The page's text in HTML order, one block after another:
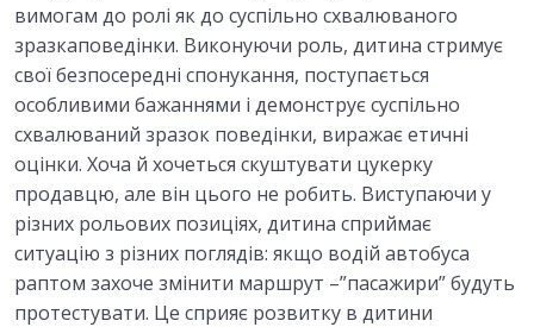
вимогам до ролі як до суспільно схвалюваного
зразкаповедінки. Виконуючи роль, дитина стримує
свої безпосередні спонукання, поступається
особливими бажаннями і демонструє суспільно
схвалюваний зразок поведінки, виражає етичні
оцінки. Хоча й хочеться скуштувати цукерку
продавцю, але він цього не робить. Виступаючи у
різних рольових позиціях, дитина сприймає
ситуацію з різних поглядів: якщо водій автобуса
раптом захоче змінити маршрут –”пасажири” будуть
протестувати. Це сприяє розвитку в дитини